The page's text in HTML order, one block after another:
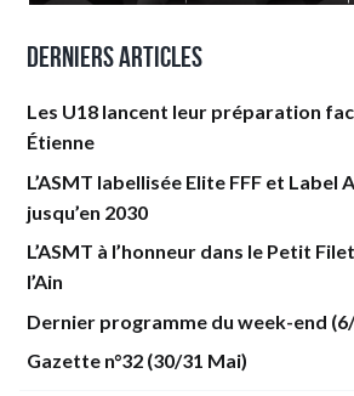
Derniers articles
Les U18 lancent leur préparation
Étienne
L’ASMT labellisée Elite FFF et Label
jusqu’en 2030
L’ASMT à l’honneur dans le Petit
l’Ain
Dernier programme du week-end
Gazette n°32 (30/31 Mai)